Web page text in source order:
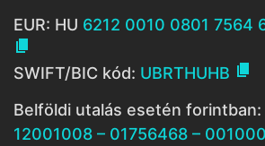
EUR: HU 6212 0010 0801 7564

SWIFT/BIC kód: UBRTHUHB 
Belföldi utalás esetén forintban:
12001008 – 01756468 –